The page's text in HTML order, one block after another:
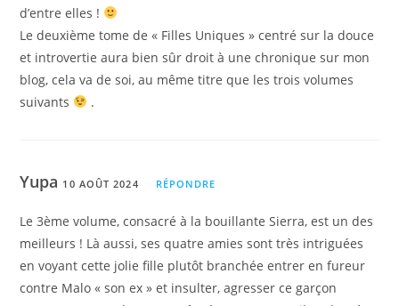
d’entre elles !
Le deuxième tome de « Filles Uniques » centré sur la douce
et introvertie aura bien sûr droit à une chronique sur mon
blog, cela va de soi, au même titre que les trois volumes
suivants
.
Yupa 10 AOÛT 2024 RÉPONDRE
Le 3ème volume, consacré à la bouillante Sierra, est un des
meilleurs ! Là aussi, ses quatre amies sont très intriguées
en voyant cette jolie fille plutôt branchée entrer en fureur
contre Malo « son ex » et insulter, agresser ce garçon